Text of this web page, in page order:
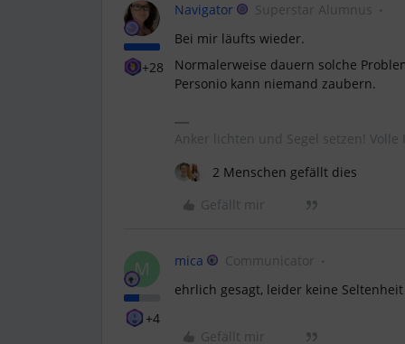
+28
Navigator
Superstar Alumnus
Bei mir läufts wieder.
Normalerweise dauern solche
Personio kann niemand zaubern.
Anker lichten und Segel setzen!
2 Menschen gefällt dies
Gefällt mir
M
+4
mica
Communicator
ehrlich gesagt, leider keine
Gefällt mir